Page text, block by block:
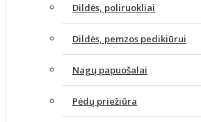
Dildės, poliruokliai
Dildės, pemzos pedikiūrui
Nagų papuošalai
Pėdų priežiūra